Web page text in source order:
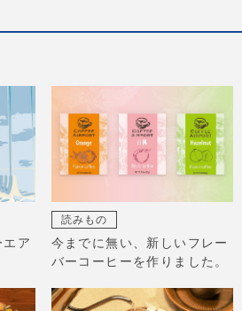
ア
読みもの
今までに無い、新しいフレー
バーコーヒーを作りました。